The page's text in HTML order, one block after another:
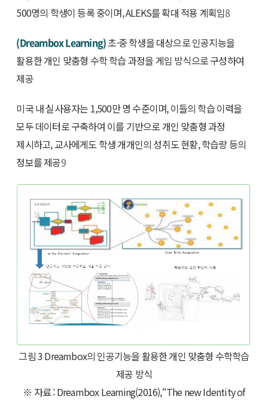
500명의 학생이 등록 중이며, ALEKS를 확대 적용 계획임8
(Dreambox Learning)초·중 학생을 대상으로 인공지능을
활용한 개인 맞춤형 수학 학습 과정을 게임 방식으로 구성하여
제공
미국 내 실사용자는 1,500만 명 수준이며, 이들의 학습 이력을
모두 데이터로 구축하여 이를 기반으로 개인 맞춤형 과정
제시하고, 교사에게도 학생 개개인의 성취도 현황, 학습량 등의
정보를 제공9
그림 3 Dreambox의 인공기능을 활용한 개인 맞춤형 수학학습
제공 방식
※ 자료 : Dreambox Learning(2016),“The new Identity of